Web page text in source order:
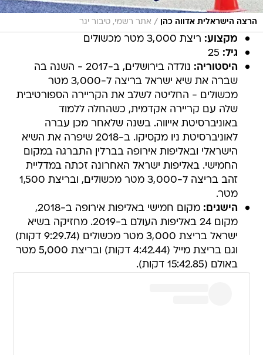
הרצה הישראלית אדווה כהן / אתר רשמי, טיבור יגר
מקצוע: ריצת 3,000 מטר מכשולים
גיל:
היסטוריה:
נולדה בירושלים, ב-2017 - השנה בה
שברה את שיא ישראל בריצה ל-3,000 מטר
מכשולים - החליטה לשלב את הקריירה הספורטיבית
שלה עם קריירה אקדמית, כשהחלה ללמוד
באוניברסיטת אייווה. בשנה שלאחר מכן עברה
לאוניברסיטת ניו מקסיקו. ב-2018 שיפרה את השיא
הישראלי ובאליפות אירופה בברלין התברגה במקום
החמישי. באליפות ישראל האחרונה זכתה במדליית
זהב בריצה ל-3,000 מטר מכשולים, ובריצת 1,500
מטר.
הישגים:
מקום חמישי באליפות אירופה ב-2018,
מקום 24 באליפות העולם ב-2019. מחזיקה בשיא
ישראל בריצת 3,000 מטר מכשולים (9:29.74 דקות)
וגם בריצת מייל (4:42.44 דקות) ובריצת 5,000 מטר
באולם (15:42.85 דקות).